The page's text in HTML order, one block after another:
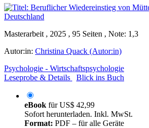
Masterarbeit , 2025 , 95 Seiten , Note: 1,3
Autor:in: Christina Quack (Autor:in)
Psychologie - Wirtschaftspsychologie
Leseprobe & Details
Blick ins Buch
eBook fürUS$ 42,99
Sofort herunterladen. Inkl. MwSt.
Format: PDF – für alle Geräte